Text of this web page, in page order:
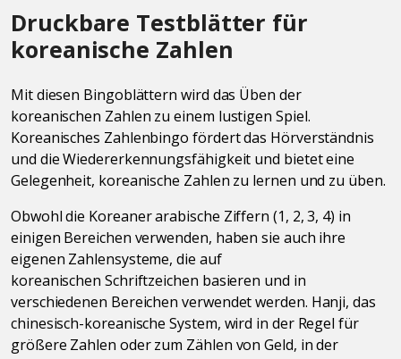
Druckbare Testblätter für
koreanische Zahlen
Mit diesen Bingoblättern wird das Üben der
koreanischen Zahlen zu einem lustigen Spiel.
Koreanisches Zahlenbingo fördert das Hörverständnis
und die Wiedererkennungsfähigkeit und bietet eine
Gelegenheit, koreanische Zahlen zu lernen und zu üben.
Obwohl die Koreaner arabische Ziffern (1, 2, 3, 4) in
einigen Bereichen verwenden, haben sie auch ihre
eigenen Zahlensysteme, die auf
koreanischen Schriftzeichen basieren und in
verschiedenen Bereichen verwendet werden. Hanji, das
chinesisch-koreanische System, wird in der Regel für
größere Zahlen oder zum Zählen von Geld, in der